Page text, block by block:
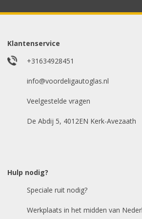
Model auto
E-mailadres *
Klantenservice
+31634928451
info@voordeligautoglas.nl
Veelgestelde vragen
De Abdij 5, 4012EN Kerk-Avezaath
Hulp nodig?
Speciale ruit nodig?
Werkplaats in het midden van